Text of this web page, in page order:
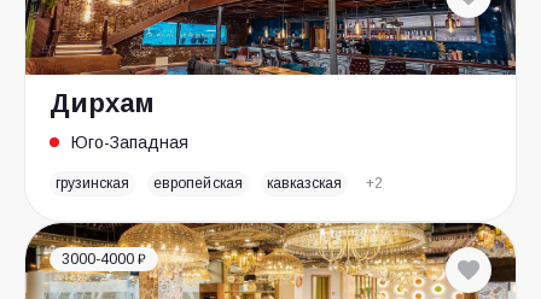
Дирхам
Юго-Западная
грузинская европейская кавказская +2
3000-4000 ₽